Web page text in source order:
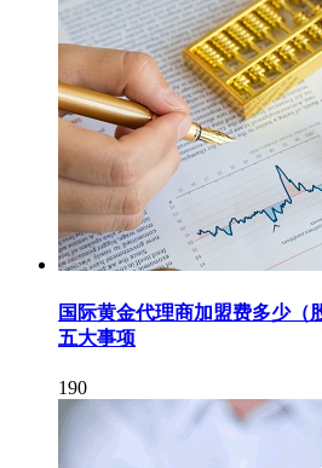
国际黄金代理商加盟费多少（
五大事项
190